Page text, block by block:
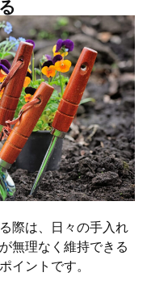
際は、日々の手入れ
無理なく維持できる
イントです。